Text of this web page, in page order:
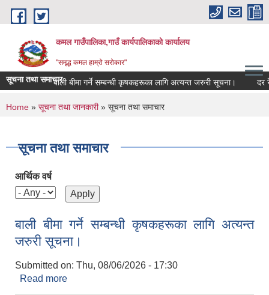
Skip to main content
कमल गाउँपालिका,गाउँ कार्यपालिकाको कार्यालय
"समृद्ध कमल हाम्रो सरोकार"
सूचना तथा समाचारबाली बीमा गर्ने सम्बन्धी कृषकहरूका लागि अत्यन्त जरुरी सूचना। दर
You are here
Home » सूचना तथा जानकारी» सूचना तथा समाचार
सूचना तथा समाचार
आर्थिक वर्ष
बाली बीमा गर्ने सम्बन्धी कृषकहरूका लागि अत्यन्त
जरुरी सूचना।
Submitted on: Thu, 08/06/2026 - 17:30
Read more